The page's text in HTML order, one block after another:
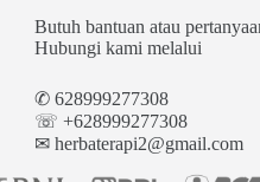
Butuh bantuan atau
Hubungi kami melalui
✆628999277308
☏ +628999277308
✉︎herbaterapi2@gmail.com